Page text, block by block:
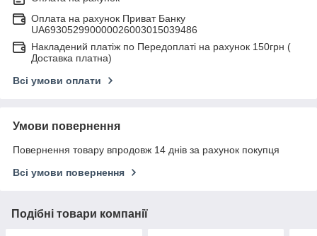
Оплата на рахунок Приват Банку
UA693052990000026003015039486
Накладений платіж по Передоплаті на рахунок 150грн (
Доставка платна)
Всі умови оплати
Умови повернення
Повернення товару впродовж 14 днів за рахунок покупця
Всі умови повернення
Подібні товари компанії